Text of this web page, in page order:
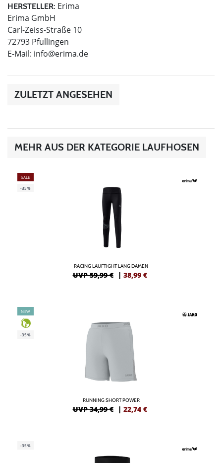
HERSTELLER: Erima
Erima GmbH
Carl-Zeiss-Straße 10
72793 Pfullingen
E-Mail: info@erima.de
ZULETZT ANGESEHEN
MEHR AUS DER KATEGORIE LAUFHOSEN
SALE
-35%
RACING LAUFTIGHT LANG DAMEN
UVP 59,99 € | 38,99 €
NEW
-35%
RUNNING SHORT POWER
UVP 34,99 € | 22,74 €
-35%